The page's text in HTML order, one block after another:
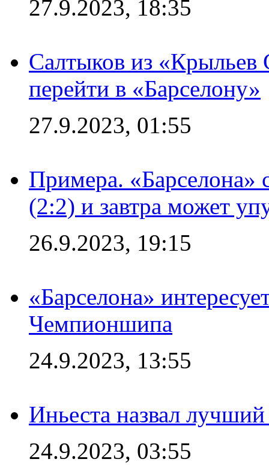
27.9.2023, 18:35
Салтыков из «Крыльев
перейти в «Барселону»
27.9.2023, 01:55
Примера. «Барселона»
(2:2) и завтра может
26.9.2023, 19:15
«Барселона»
Чемпионшипа
24.9.2023, 13:55
Иньеста назвал
24.9.2023, 03:55